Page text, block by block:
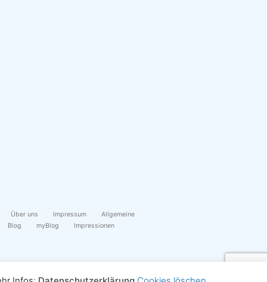
Über uns Impressum
Allgemeine
Blog myBlog Impressionen